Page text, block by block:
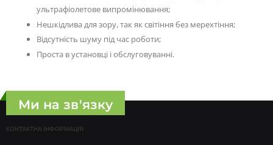
ультрафіолетове випромінювання;
Нешкідлива для зору, так як світіння без мерехтіння;
Відсутність шуму під час роботи;
Проста в установці і обслуговуванні.
Ми на зв'язку
КОНТАКТНА ІНФОРМАЦІЯ